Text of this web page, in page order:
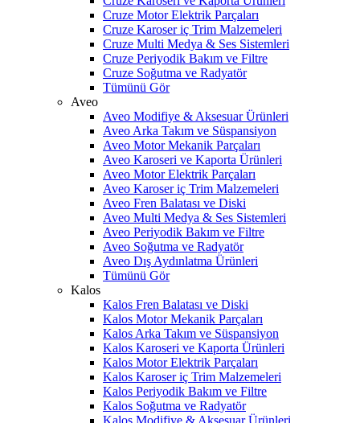
Cruze Motor Elektrik Parçaları
Cruze Karoser iç Trim Malzemeleri
Cruze Multi Medya & Ses Sistemleri
Cruze Periyodik Bakım ve Filtre
Cruze Soğutma ve Radyatör
Tümünü Gör
Aveo
Aveo Modifiye & Aksesuar Ürünleri
Aveo Arka Takım ve Süspansiyon
Aveo Motor Mekanik Parçaları
Aveo Karoseri ve Kaporta Ürünleri
Aveo Motor Elektrik Parçaları
Aveo Karoser iç Trim Malzemeleri
Aveo Fren Balatası ve Diski
Aveo Multi Medya & Ses Sistemleri
Aveo Periyodik Bakım ve Filtre
Aveo Soğutma ve Radyatör
Aveo Dış Aydınlatma Ürünleri
Tümünü Gör
Kalos
Kalos Fren Balatası ve Diski
Kalos Motor Mekanik Parçaları
Kalos Arka Takım ve Süspansiyon
Kalos Karoseri ve Kaporta Ürünleri
Kalos Motor Elektrik Parçaları
Kalos Karoser iç Trim Malzemeleri
Kalos Periyodik Bakım ve Filtre
Kalos Soğutma ve Radyatör
Kalos Modifiye & Aksesuar Ürünleri